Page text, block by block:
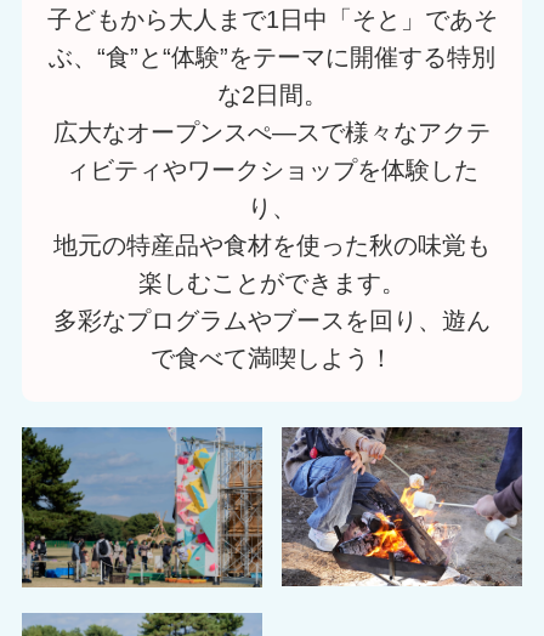
子どもから大人まで1日中「そと」であそ
ぶ、“食”と“体験”をテーマに開催する特別
な2日間。
広大なオープンスぺ―スで様々なアクテ
ィビティやワークショップを体験した
り、
地元の特産品や食材を使った秋の味覚も
楽しむことができます。
多彩なプログラムやブースを回り、遊ん
で食べて満喫しよう！